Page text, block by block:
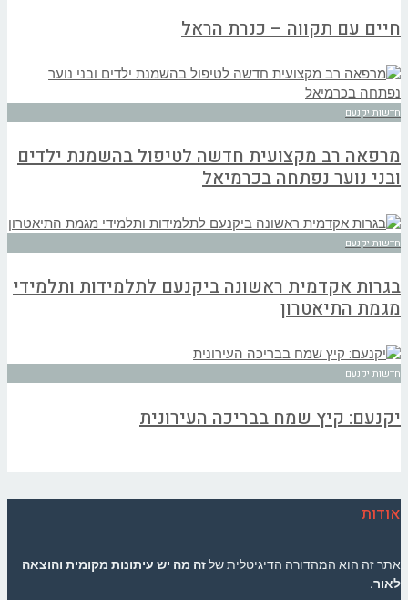
חיים עם תקווה – כנרת הראל
חדשות יקנעם
מרפאה רב מקצועית חדשה לטיפול בהשמנת ילדים
ובני נוער נפתחה בכרמיאל
חדשות יקנעם
בגרות אקדמית ראשונה ביקנעם לתלמידות ותלמידי
מגמת התיאטרון
חדשות יקנעם
יקנעם: קיץ שמח בבריכה העירונית
אודות
אתר זה הוא המהדורה הדיגיטלית שלזה מה יש עיתונות מקומית והוצאה
לאור.